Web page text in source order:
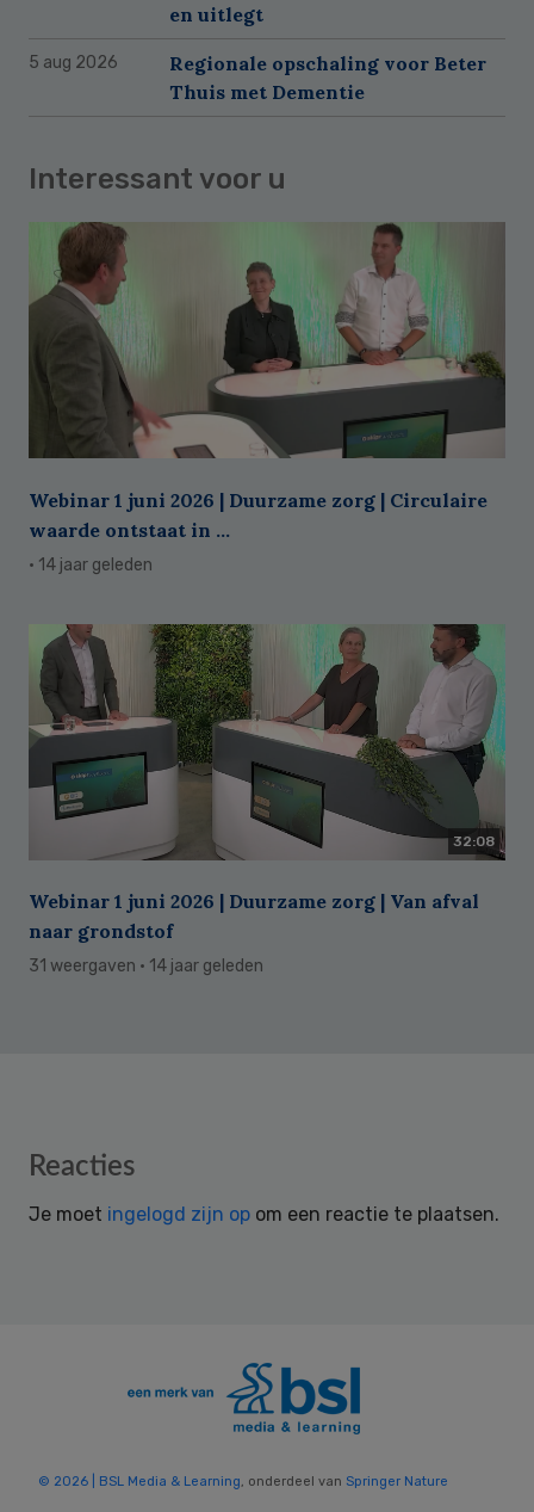
en uitlegt
5 aug 2026
Regionale opschaling voor Beter
Thuis met Dementie
Interessant voor u
Webinar 1 juni 2026 | Duurzame zorg | Circulaire
waarde ontstaat in ...
· 14 jaar geleden
32:08
Webinar 1 juni 2026 | Duurzame zorg | Van afval
naar grondstof
31 weergaven · 14 jaar geleden
Reader
Reacties
Je moet ingelogd zijn op om een reactie te plaatsen.
© 2026 | BSL Media & Learning, onderdeel van Springer Nature